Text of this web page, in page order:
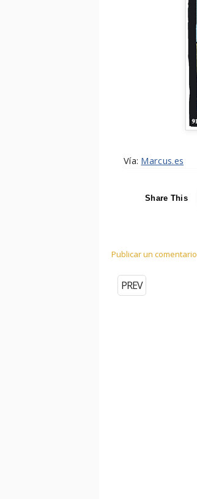
Vía: Marcus.es
Share This
Publicar un comentario
PREV